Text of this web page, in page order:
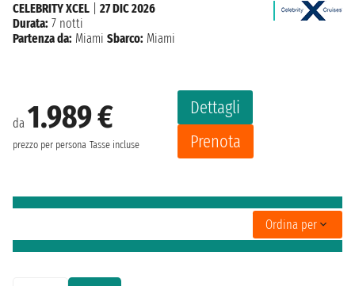
da 1.989 €
prezzo per persona Tasse incluse
Dettagli
Prenota
CELEBRITY XCEL
27 DIC 2026
Durata: 7 notti
Partenza da: Miami Sbarco: Miami
Ordina per